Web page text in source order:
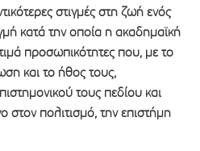
στιγμές στη ζωή ενός
κατά την οποία η ακαδημαϊκή
προσωπικότητες που, με το
και το ήθος τους,
τους πεδίου και
πολιτισμό, την επιστήμη